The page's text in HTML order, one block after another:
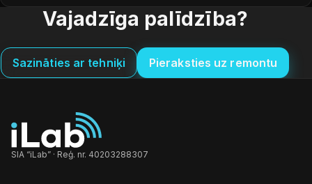
Vajadzīga palīdzība?
Sazināties ar tehniķi Pieraksties uz remontu
SIA “iLab” · Reģ. nr. 40203288307